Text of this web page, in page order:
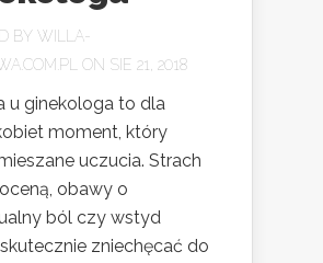
BY WILLA-
ON SIE 21, 2018
u ginekologa to dla
moment, który
uczucia. Strach
obawy o
ból czy wstyd
zniechęcać do